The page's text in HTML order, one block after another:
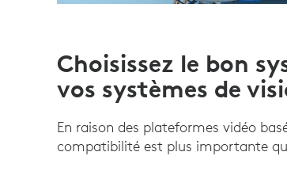
Choisissez le bon
vos systèmes de
En raison des plateformes vidéo
compatibilité est plus importante